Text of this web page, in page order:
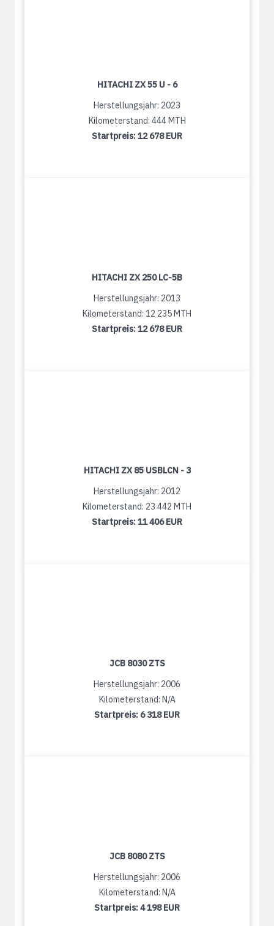
HITACHI ZX 55 U - 6
Herstellungsjahr: 2023
Kilometerstand: 444 MTH
Startpreis:12 678 EUR
HITACHI ZX 250 LC-5B
Herstellungsjahr: 2013
Kilometerstand: 12 235 MTH
Startpreis:12 678 EUR
HITACHI ZX 85 USBLCN - 3
Herstellungsjahr: 2012
Kilometerstand: 23 442 MTH
Startpreis:11 406 EUR
JCB 8030 ZTS
Herstellungsjahr: 2006
Kilometerstand: N/A
Startpreis: 6 318 EUR
JCB 8080 ZTS
Herstellungsjahr: 2006
Kilometerstand: N/A
Startpreis:4 198 EUR